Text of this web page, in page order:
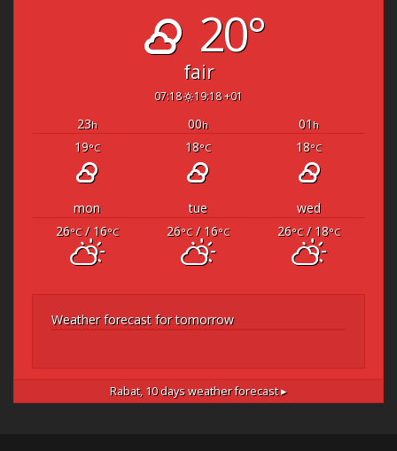
20°
fair
07:18 19:18 +01
23h 00h 01 h
19°C 18°C 18°C
mon tue
wed
26°C/ 16°C 26°C/ 16°C 26°C/ 18°C
Weather forecast for tomorrow
Rabat, 10 days weather forecast ▸